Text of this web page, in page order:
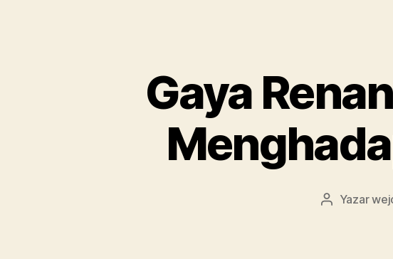
Gaya
Yazının
Yazar